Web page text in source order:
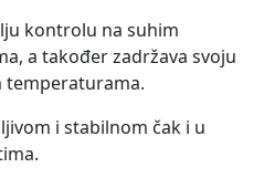
kontrolu na suhim
a također zadržava svoju
temperaturama.
i stabilnom čak i u